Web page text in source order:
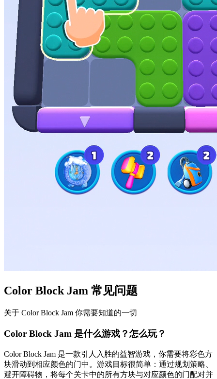
Color Block Jam 常见问题
关于 Color Block Jam 你需要知道的一切
Color Block Jam 是什么游戏？怎么玩？
Color Block Jam 是一款引人入胜的益智游戏，你需要将彩色方
块滑动到相应颜色的门中。游戏目标很简单：通过规划策略、
避开障碍物，将每个关卡中的所有方块与对应颜色的门配对并